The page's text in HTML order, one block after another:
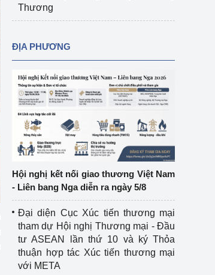
Thương
ĐỊA PHƯƠNG
Hội nghị kết nối giao thương Việt Nam
- Liên bang Nga diễn ra ngày 5/8
Đại diện Cục Xúc tiến thương mại
tham dự Hội nghị Thương mại - Đầu
tư ASEAN lần thứ 10 và ký Thỏa
thuận hợp tác Xúc tiến thương mại
với META